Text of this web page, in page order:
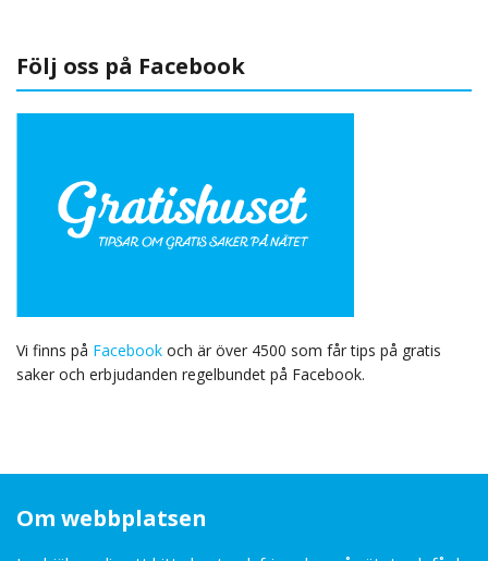
Följ oss på Facebook
Vi finns på Facebook och är över 4500 som får tips på gratis
saker och erbjudanden regelbundet på Facebook.
Om webbplatsen